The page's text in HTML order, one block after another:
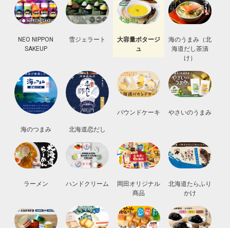
NEO NIPPON
SAKEUP
雪ジェラート
大容量ポタージ
ュ
海のうまみ（北
海道だし茶漬
け）
海のつまみ 北海道恋だし
パウンドケーキ やさいのうまみ
ラーメン ハンドクリーム
岡田オリジナル
商品
北海道たらふり
かけ